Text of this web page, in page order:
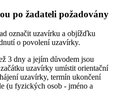
po žadateli požadovány
označit uzavírku a objížďku
o povolení uzavírky.
3 dny a jejím důvodem jsou
uzavírky umístit orientační
uzavírky, termín ukončení
(u fyzických osob - jméno a